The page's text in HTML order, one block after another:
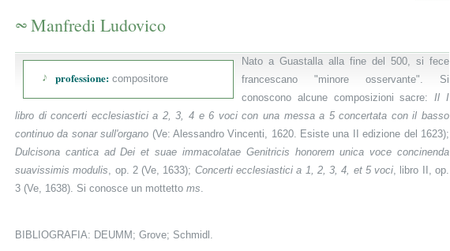
Manfredi Ludovico
professione: compositore
Nato a Guastalla alla fine del 500, si fece
francescano "minore osservante". Si
conoscono alcune composizioni sacre:Il I
libro di concerti ecclesiastici a 2, 3, 4 e 6 voci con una messa a 5 concertata con il basso
continuo da sonar sull'organo (Ve: Alessandro Vincenti, 1620. Esiste una II edizione del 1623);
Dulcisona cantica ad Dei et suae immacolatae Genitricis honorem unica voce concinenda
suavissimis modulis, op. 2 (Ve, 1633); Concerti ecclesiastici a 1, 2, 3, 4, et 5 voci, libro II, op.
3 (Ve, 1638). Si conosce un mottetto ms.
BIBLIOGRAFIA: DEUMM; Grove; Schmidl.